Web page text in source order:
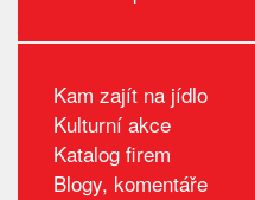
Kam zajít na jídlo
Kulturní akce
Katalog firem
Blogy, komentáře